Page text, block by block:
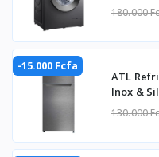
180.000
-15.000 Fcfa
ATL
130.000